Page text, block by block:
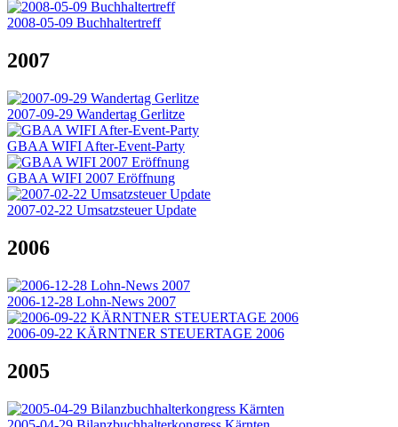
2008-05-09 Buchhaltertreff
2007
2007-09-29 Wandertag Gerlitze
GBAA WIFI After-Event-Party
GBAA WIFI 2007 Eröffnung
2007-02-22 Umsatzsteuer Update
2006
2006-12-28 Lohn-News 2007
2006-09-22 KÄRNTNER STEUERTAGE 2006
2005